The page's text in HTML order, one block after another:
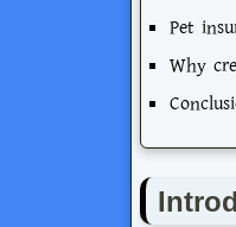
Pet
Why